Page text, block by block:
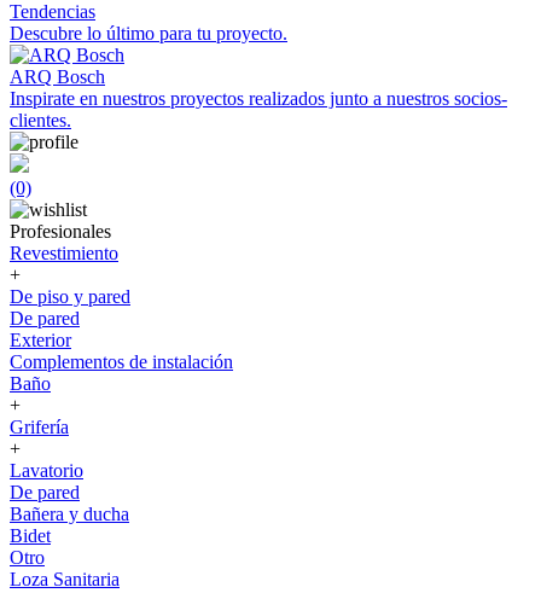
Tendencias
Descubre lo último para tu proyecto.
ARQ Bosch
Inspirate en nuestros proyectos realizados junto a nuestros socios-
clientes.
(0)
Profesionales
Revestimiento
+
De piso y pared
De pared
Exterior
Complementos de instalación
Baño
+
Grifería
+
Lavatorio
De pared
Bañera y ducha
Bidet
Otro
Loza Sanitaria